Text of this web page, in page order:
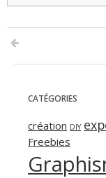
CATÉGORIES
création DIY
Freebies